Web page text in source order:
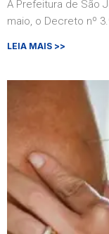
A Prefeitura de São
maio, o Decreto nº
LEIA MAIS >>